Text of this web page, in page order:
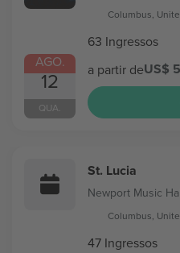
AGO.
12
QUA.
Columbus,
63 Ingressos
a partir deUS$
St. Lucia
Newport Music
Columbus,
47 Ingressos